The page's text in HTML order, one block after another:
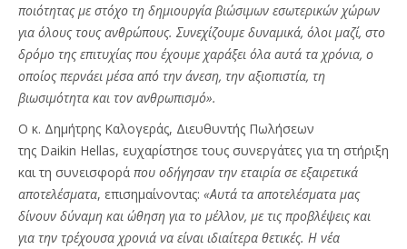
ποιότητας με στόχο τη δημιουργία βιώσιμων εσωτερικών χώρων
για όλους τους ανθρώπους. Συνεχίζουμε δυναμικά, όλοι μαζί, στο
δρόμο της επιτυχίας που έχουμε χαράξει όλα αυτά τα χρόνια, ο
οποίος περνάει μέσα από την άνεση, την αξιοπιστία, τη
βιωσιμότητα και τον ανθρωπισμό».
Ο κ. Δημήτρης Καλογεράς, Διευθυντής Πωλήσεων
της Daikin Hellas, ευχαρίστησε τους συνεργάτες για τη στήριξη
και τη συνεισφορά που οδήγησαν την εταιρία σε εξαιρετικά
αποτελέσματα, επισημαίνοντας: «Αυτά τα αποτελέσματα μας
δίνουν δύναμη και ώθηση για το μέλλον, με τις προβλέψεις και
για την τρέχουσα χρονιά να είναι ιδιαίτερα θετικές. Η νέα